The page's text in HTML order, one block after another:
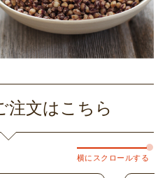
注文はこちら
横にスクロールする